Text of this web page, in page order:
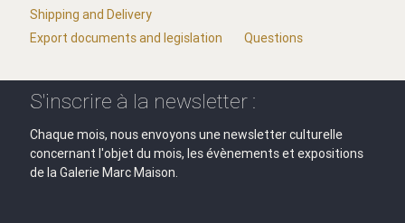
Shipping and Delivery
Export documents and legislation
Questions
S'inscrire à la newsletter :
Chaque mois, nous envoyons une newsletter culturelle
concernant l'objet du mois, les évènements et expositions
de la Galerie Marc Maison.